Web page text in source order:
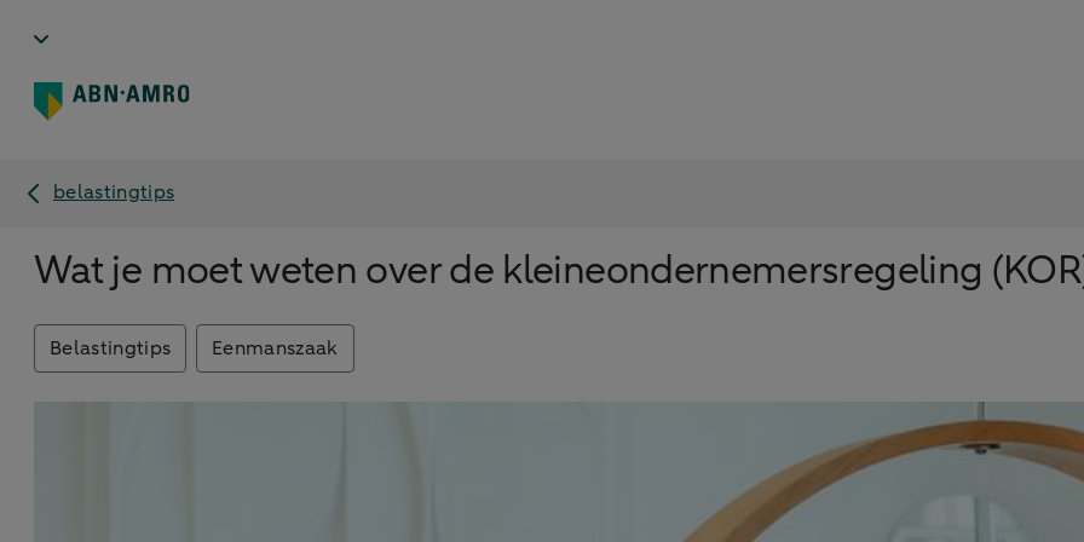
belastingtips
Wat je moet weten over de kleineondernemersregeling
Belastingtips Eenmanszaak